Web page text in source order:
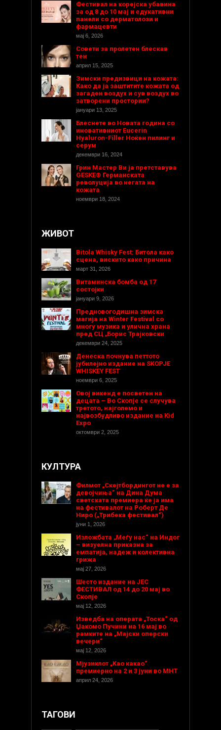
Фестивал на корејска убавина
за од 8 до 10 мај и едукативни
панели со дерматолози и
фармацевти
мај 6, 2026
Совети за пролетен блескав
тен
април 15, 2025
Зимски предизвици на кожата:
Како да ја заштитите кожата од
загаден воздух и сув воздух во
затворени простории?
јануари 13, 2025
Блеснете во Новата година со
иновативниот Eucerin
Hyaluron-Filler Ноќен пилинг и
серум
декември 16, 2024
Грин Мастер Ви ја претставува
GESKE® Германската
револуција во негата на
кожата
ноември 18, 2024
ЖИВОТ
Bitola Whisky Fest: Битола како
сцена, вискито како причина
март 31, 2026
Витаминска бомба од 17
состојки
јануари 9, 2026
Предновогодишнa зимска
магија на Winter Festival со
многу музика и улична храна
пред СЦ „Борис Трајковски
декември 24, 2025
Денеска почнува петтото
јубилејно издание на SKOPJE
WHISKEY FEST
ноември 6, 2025
Овој викенд е посветен на
децата – Во Скопје се случува
третото, најголемо и
највозбудливо издание на Kid
Expo
октомври 2, 2025
КУЛТУРА
Филмот „Скејтбордингот не е за
девојчиња“ на Дина Дума
светската премиера ќе ја има
на фестивалот на Роберт Де
Ниро („Трибека фестивал“)
јуни 1, 2026
Изложбата „Меѓу нас“ на Индог
– визуелна приказна за
емпатија, надеж и колективна
грижа
мај 27, 2026
Шесто издание на ЈЕС
ФЕСТИВАЛ од 14 до 20 мај во
Скопје
мај 12, 2026
Изведба на операта „Тоска“ од
Џакомо Пучини на 16 мај во
рамките на „Мајски оперски
вечери“
мај 12, 2026
Мјузиклот „Као какао“
премиерно на 2 и 3 јуни во МНТ
април 24, 2026
ТАГОВИ